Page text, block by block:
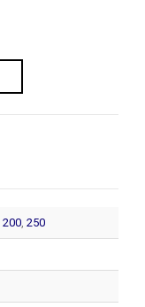
,200 ,250